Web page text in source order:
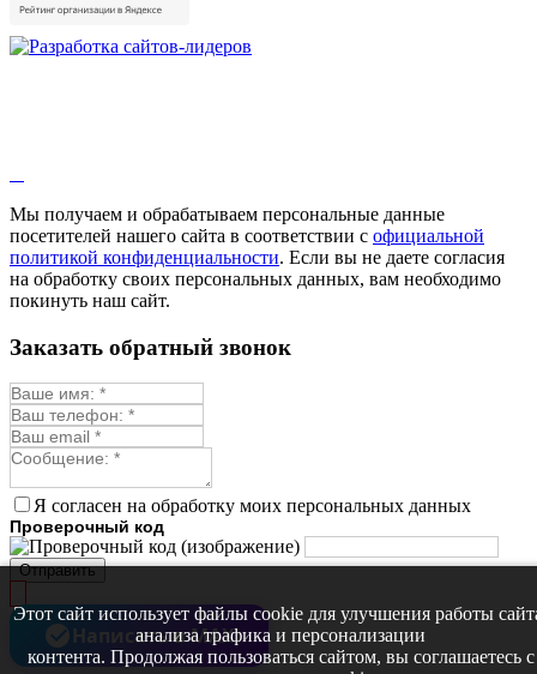
Душица
Змееголовник
Мыльнянка
Мята
Овсяный корень
Огуречная трава
Пустырник
Репешок
Синюха
Смесь лекарственных
Стевия
Тимьян ползучий (чабрец)
Фенхель лекарственный
Цикорий лекарственный
Череда лекарственная
Чернокорень
Шалфей
Мы получаем и обрабатываем персональные данные
посетителей нашего сайта в соответствии с официальной
политикой конфиденциальности. Если вы не даете согласия
на обработку своих персональных данных, вам необходимо
покинуть наш сайт.
Этот сайт использует файлы cookie для улучшения работы
анализа трафика и персонализации
контента. Продолжая пользоваться сайтом, вы соглашаетесь с
Заказать обратный звонок
Я согласен на обработку моих персональных данных
Проверочный код
Отправить
Написать в MAX